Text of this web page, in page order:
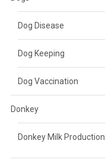
Dog Disease
Dog Keeping
Dog Vaccination
Donkey
Donkey Milk Production